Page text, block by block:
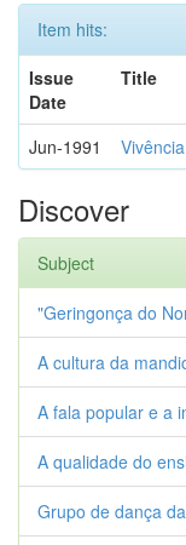
Item hits:
Issue
Date
Title
Jun-1991
Discover
Subject
"Geringonça do
A cultura da
A fala popular e a
A qualidade do
Grupo de dança